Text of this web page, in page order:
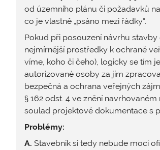
od územního plánu či požadavků
co je vlastně „psáno mezi řádky“.
Pokud při posouzení návrhu
nejmírnější prostředky k ochraně
víme, koho či čeho), logicky se tím
autorizované osoby za jím
bezpečná a ochrana veřejných
§ 162 odst. 4 ve znění
soulad projektové dokumentace s
Problémy:
A. Stavebník si tedy nebude moci